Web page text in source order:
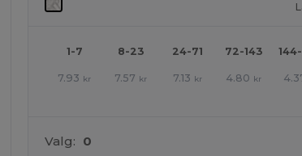
1-7 8-23 24-71 72-143
7.93 kr 7.57 kr 7.13 kr 4.80 kr
Valg: 0